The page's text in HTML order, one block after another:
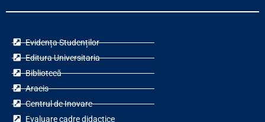
Evidența Studenților
Editura Universitaria
Bibliotecă
Aracis
Centrul de Inovare
Evaluare cadre didactice